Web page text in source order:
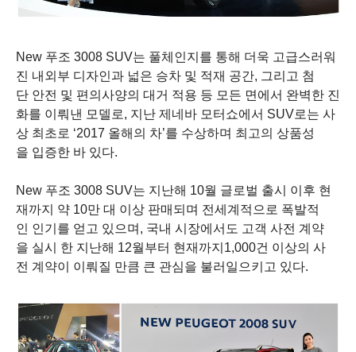
New 푸조 3008 SUV는 풀체인지를 통해 더욱 고급스러워
진 내외부 디자인과 넓은 승차 및 적재 공간, 그리고 첨
단 안전 및 편의사양의 대거 적용 등 모든 면에서 완벽한 진
화를 이뤄낸 모델로, 지난 제네바 모터쇼에서 SUV로는 사
상 최초로 ‘2017 올해의 차’를 수상하며 최고의 상품성
을 입증한 바 있다.
New 푸조 3008 SUV는 지난해 10월 글로벌 출시 이후 현
재까지
약 10만 대 이상 판매되며 전세계적으로 폭발적
인 인기를 얻고 있으며 , 국내 시장에서도 고객 사전 계약
을 실시 한 지난해 12월부터 현재까지 1,000건 이상의 사
전 계약이 이뤄질 만큼 큰 관심을 불러일으키고 있다.